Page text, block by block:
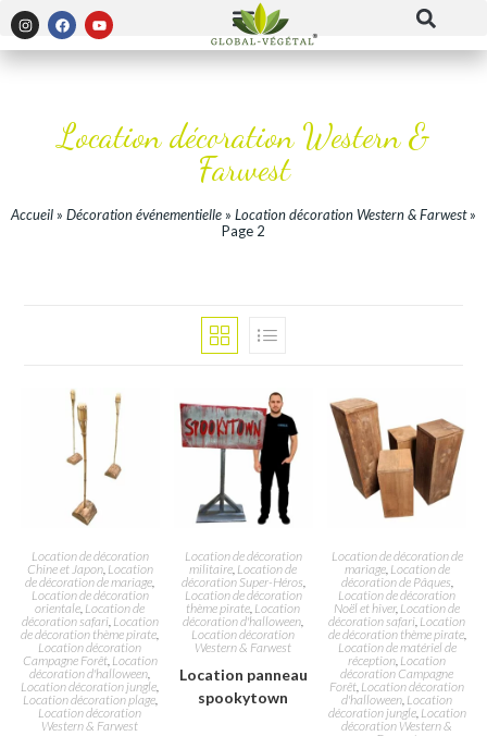
Location décoration Western &
Farwest
Accueil » Décoration événementielle » Location décoration Western & Farwest»
Page 2
Location de décoration
Chine et Japon, Location
de décoration de mariage
Location de décoration
orientale Location de
décoration safari, Location
de décoration thème pirate
Location décoration
Campagne Forêt, Location
décoration d'halloween
Location décoration jungle
Location décoration plage,
Location décoration
Western & Farwest
Location de décoration
militaire Location de
décoration Super-Héros
Location de décoration
thème pirate Location
décoration d'halloween
Location décoration
Western & Farwest
Location panneau
spookytown
Location de décoration de
mariage, Location de
décoration de Pâques
Location de décoration
Noël et hiver, Location de
décoration safari Location
de décoration thème pirate,
Location de matériel de
réception Location
décoration Campagne
Forêt Location décoration
d'halloween Location
décoration jungle, Location
décoration Western &